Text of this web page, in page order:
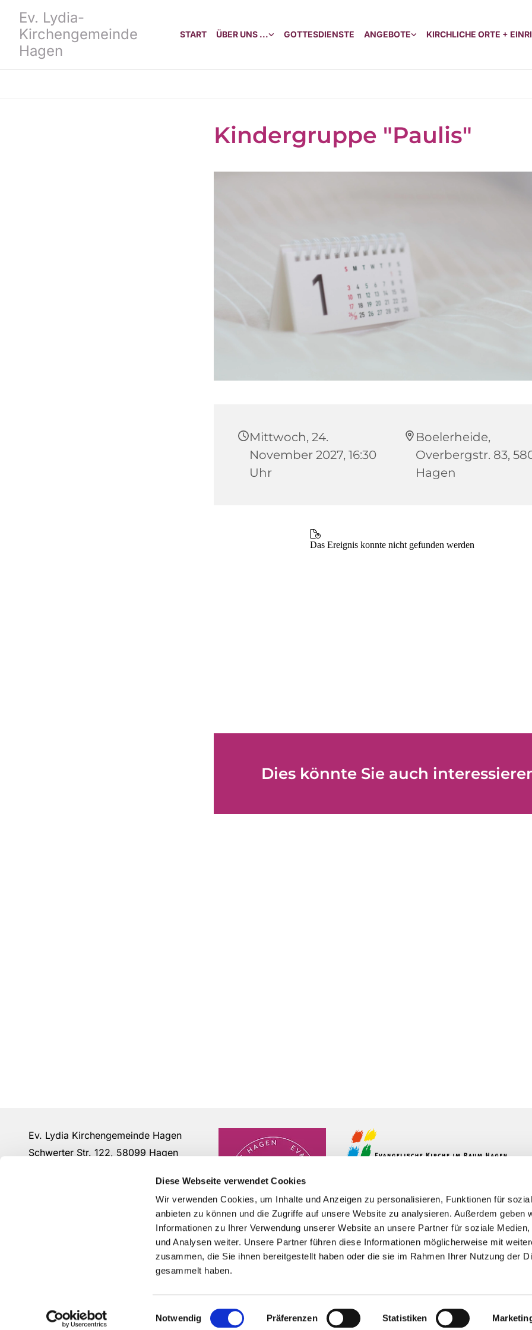
Diese Webseite verwendet Cookies
Wir verwenden Cookies, um Inhalte und Anzeigen zu personalisieren, Funktionen für
anbieten zu können und die Zugriffe auf unsere Website zu analysieren. Außerdem geben
Informationen zu Ihrer Verwendung unserer Website an unsere Partner für soziale Medien,
und Analysen weiter. Unsere Partner führen diese Informationen möglicherweise mit
zusammen, die Sie ihnen bereitgestellt haben oder die sie im Rahmen Ihrer Nutzung der
gesammelt haben.
Einwilligungsauswahl
Notwendig Präferenzen Statistiken
Ev. Lydia-
Kirchengemeinde
Hagen
START ÜBER UNS ... GOTTESDIENSTE ANGEBOTE KIRCHLICHE ORTE +
Kindergruppe "Paulis"
Mittwoch, 24.
November 2027, 16:30
Uhr
Boelerheide,
Overbergstr. 83,
Hagen
Dies könnte Sie auch
Ev. Lydia Kirchengemeinde Hagen
Schwerter Str. 122, 58099 Hagen